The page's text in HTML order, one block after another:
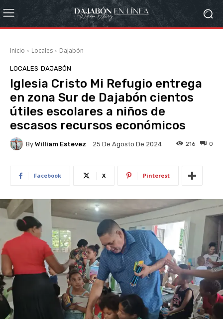
Inicio Locales Dajabón
LOCALES DAJABÓN
Iglesia Cristo Mi Refugio entrega
en zona Sur de Dajabón cientos
útiles escolares a niños de
escasos recursos económicos
By William Estevez 25 De Agosto De 2024 0
216
Facebook X Pinterest